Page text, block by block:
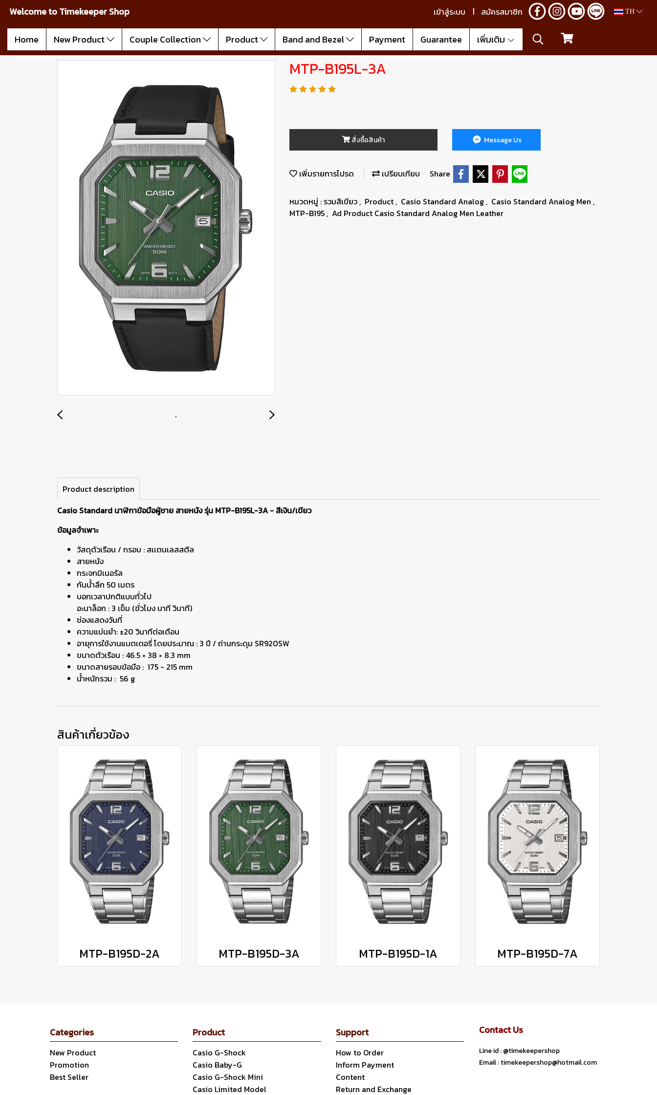
Welcome to Timekeeper Shop เข้าสู่ระบบ สมัครสมาชิก TH
Home New Product Couple Collection Product Band and Bezel Payment Guarantee เพิ่มเติม
MTP-B195L-3A
สั่งซื้อสินค้า Message Us
เพิ่มรายการโปรด เปรียบเทียบ Share
หมวดหมู่ : รวมสีเขียว , Product , Casio Standard Analog , Casio Standard Analog Men ,
MTP-B195 , Ad Product Casio Standard Analog Men Leather
Product description
Casio Standard นาฬิกาข้อมือผู้ชาย สายหนัง รุ่น MTP-B195L-3A - สีเงิน/เขียว
ข้อมูลจำเพาะ
วัสดุตัวเรือน / กรอบ : สเเตนเลสสตีล
สายหนัง
กระจกมิเนอรัล
กันน้ำลึก 50 เมตร
บอกเวลาปกติแบบทั่วไป
อะนาล็อก : 3 เข็ม (ชั่วโมง นาที วินาที)
ช่องแสดงวันที่
ความแม่นยำ: ±20 วินาทีต่อเดือน
อายุการใช้งานแบตเตอรี่ โดยประมาณ : 3 ปี / ถ่านกระดุม SR920SW
ขนาดตัวเรือน : 46.5 × 38 × 8.3 mm
ขนาดสายรอบข้อมือ : 175 - 215 mm
น้ำหนักรวม : 56 g
สินค้าเกี่ยวข้อง
MTP-B195D-2A MTP-B195D-3A MTP-B195D-1A MTP-B195D-7A
Categories
New Product
Promotion
Best Seller
Product
Casio G-Shock
Casio Baby-G
Casio G-Shock Mini
Casio Limited Model
Support
How to Order
Inform Payment
Content
Return and Exchange
Contact Us
Line id : @timekeepershop
Email : timekeepershop@hotmail.com